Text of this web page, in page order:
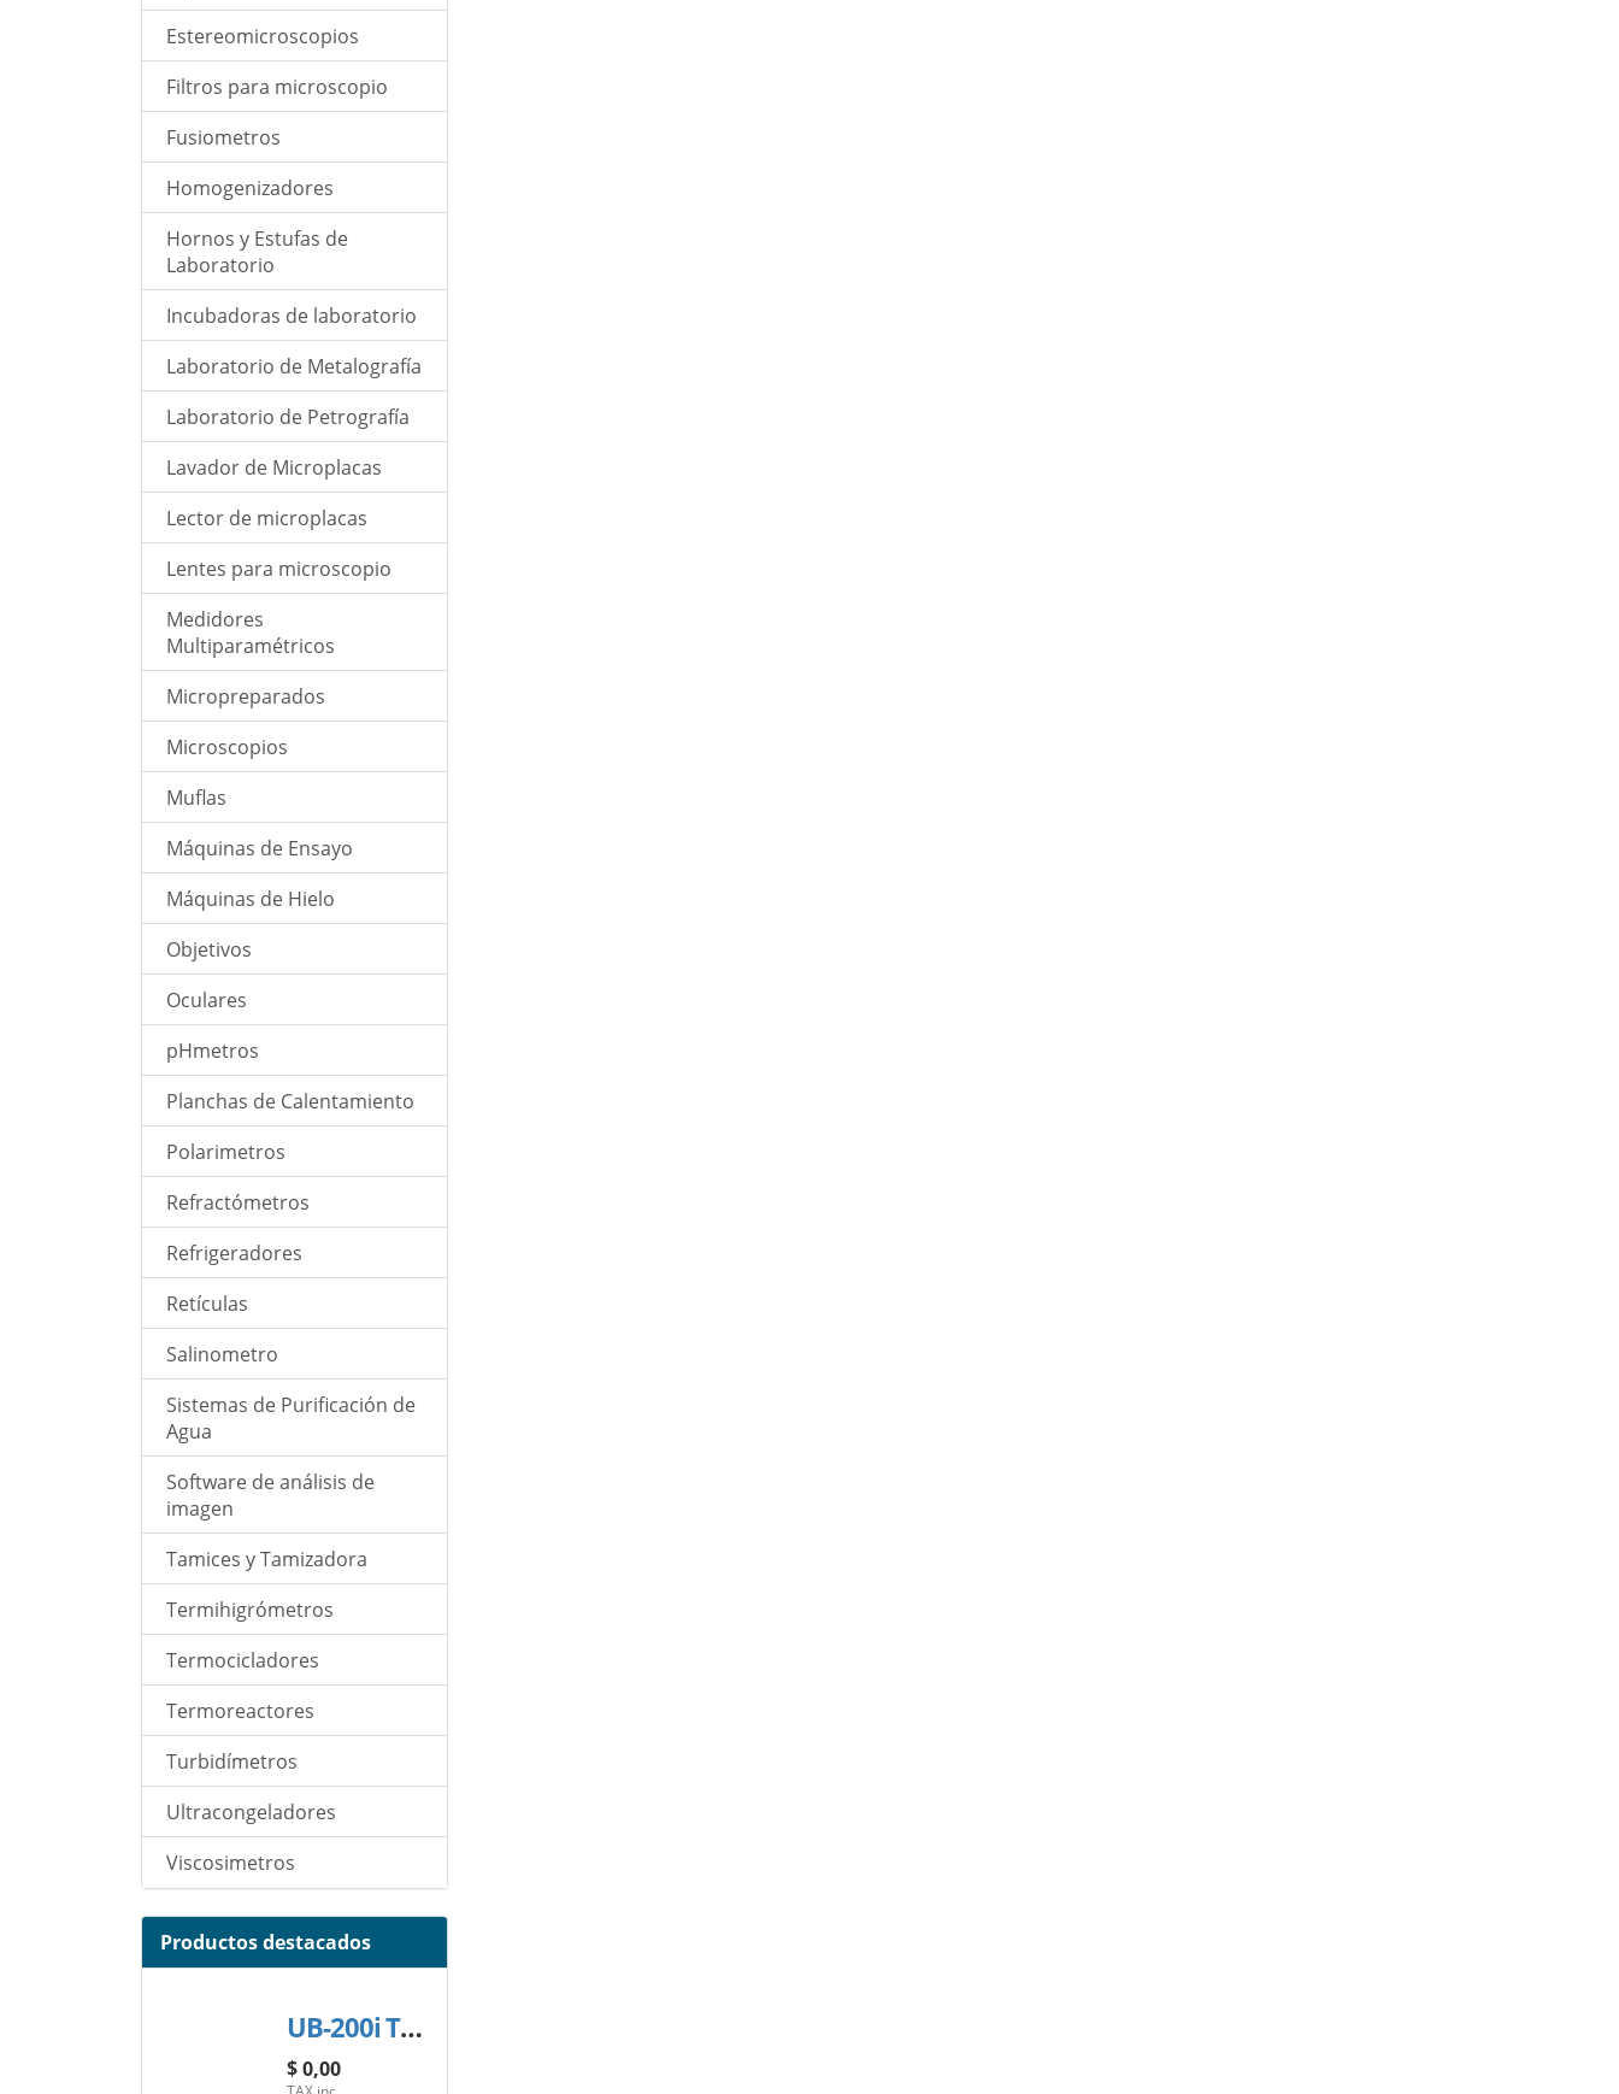
Estereomicroscopios
Filtros para microscopio
Fusiometros
Homogenizadores
Hornos y Estufas de
Laboratorio
Incubadoras de laboratorio
Laboratorio de Metalografía
Laboratorio de Petrografía
Lavador de Microplacas
Lector de microplacas
Lentes para microscopio
Medidores
Multiparamétricos
Micropreparados
Microscopios
Muflas
Máquinas de Ensayo
Máquinas de Hielo
Objetivos
Oculares
pHmetros
Planchas de Calentamiento
Polarimetros
Refractómetros
Refrigeradores
Retículas
Salinometro
Sistemas de Purificación de
Agua
Software de análisis de
imagen
Tamices y Tamizadora
Termihigrómetros
Termocicladores
Termoreactores
Turbidímetros
Ultracongeladores
Viscosimetros
Productos destacados
UB-200i TRINO MICROSCOPIO BINOCULAR
$ 0,00